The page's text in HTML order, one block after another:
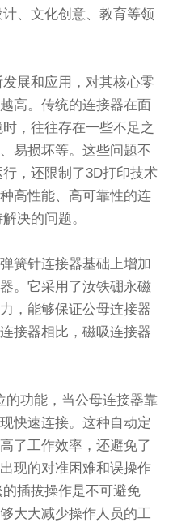
、文化创意、教育等领
展和应用，对其核心零
高。传统的连接器在面
，往往存在一些不足之
易损坏等。这些问题不
，还限制了3D打印技术
高性能、高可靠性的连
决的问题。
弹簧针连接器基础上增加
。它采用了汝铁硼永磁
，能够保证公母连接器
接器相比，磁吸连接器
的功能，当公母连接器靠
快速连接。这种自动定
了工作效率，还避免了
现的对准困难和误操作
插拔操作是不可避免
大大减少操作人员的工